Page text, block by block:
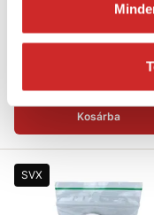
Dimenzió: 4
Kosárba
SVX